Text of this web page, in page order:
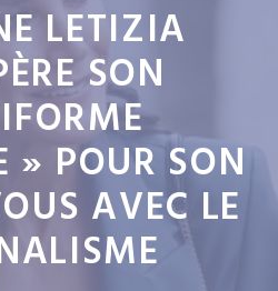
LETIZIA
SON
» POUR SON
AVEC LE